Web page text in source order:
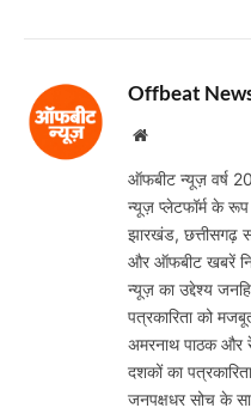
Offbeat
Website
ऑफबीट न्यूज़ वर्ष
न्यूज़ प्लेटफॉर्म के
झारखंड, छत्तीसगढ़
और ऑफबीट खबरें
न्यूज़ का उद्देश्य
पत्रकारिता को
अमरनाथ पाठक और
दशकों का
जनपक्षधर सोच के